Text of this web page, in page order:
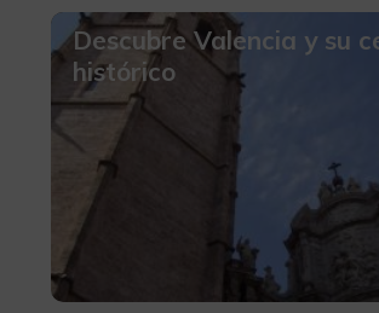
Descubre Valencia y su
histórico